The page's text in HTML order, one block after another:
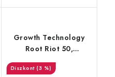
Growth Technology
Root Riot 50,
ültetőkockák ültető
nélkül, 50 db
(3 %)